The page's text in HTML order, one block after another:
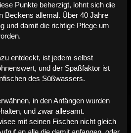
Punkte beherzigt, lohnt sich die
Beckens allemal. Über 40 Jahre
und damit die richtige Pflege um
entdeckt, ist jedem selbst
und der Spaßfaktor ist
des Süßwassers.
in den Anfängen wurden
und zwar allesamt.
mit seinen Fischen nicht gleich